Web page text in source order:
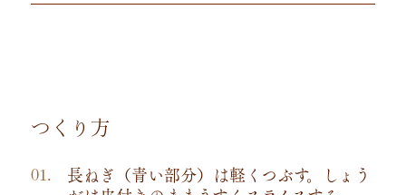
つくり方
長ねぎ（青い部分）は軽くつぶす。しょう